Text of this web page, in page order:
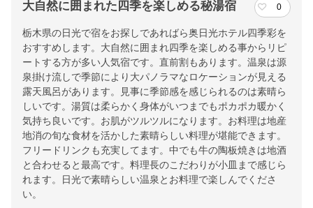
大自然に囲まれた四季を楽しめる秘湯宿 0
栃木県の日光で宿をお探しであればら奥日光ホテル四季彩を
おすすめします。大自然に囲まれ四季を楽しめる事からリピ
ートする方が多い人気宿です。直前割もあります。温泉は源
泉掛け流しで季節により大パノラマなロケーションが見える
露天風呂があります。見事に季節感を感じられるのは素晴ら
しいです。湯質は柔らかく身体がいつまでもポカポカ暖かく
気持ち良いです。お肌がツルツルになります。お料理は地産
地消の旬な食材を活かした素晴らしい料理が堪能できます。
フリードリンクも充実してます。中でも牛の陶板焼きは地酒
と合わせると最高です。料理長のこだわりが小皿まで感じら
れます。日光で素晴らしい温泉とお料理で楽しんでくださ
い。